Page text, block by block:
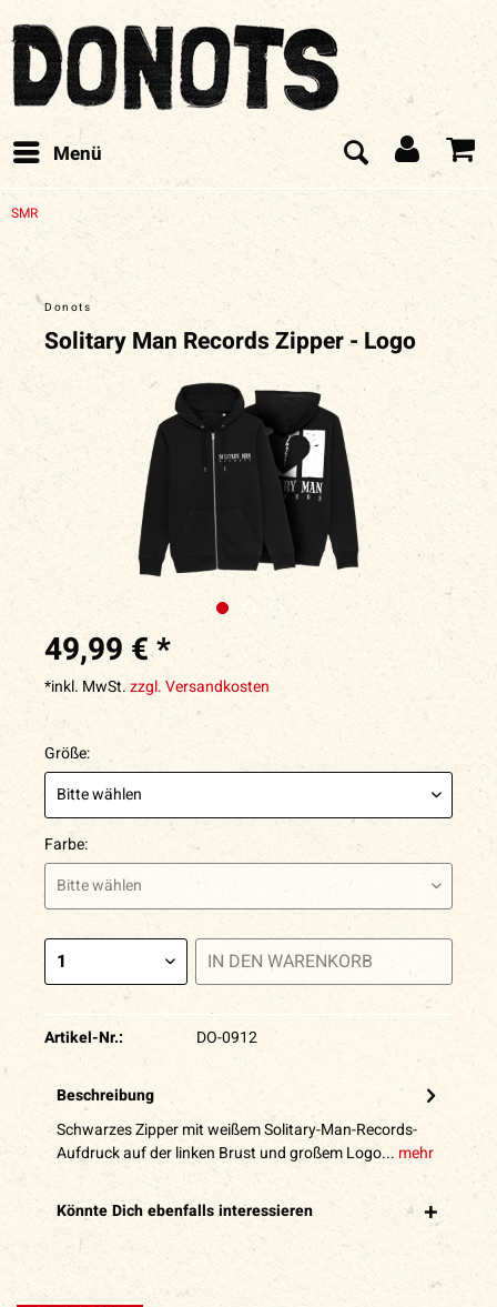
Menü
SMR
Donots
Solitary Man Records Zipper - Logo
49,99 € *
*inkl. MwSt.zzgl. Versandkosten
Größe:
Farbe:
IN DEN WARENKORB
Artikel-Nr.: DO-0912
Beschreibung
Schwarzes Zipper mit weißem Solitary-Man-Records-
Aufdruck auf der linken Brust und großem Logo... mehr
Könnte Dich ebenfalls interessieren